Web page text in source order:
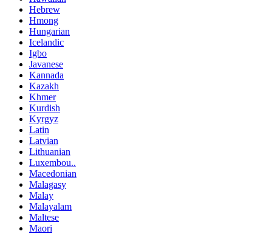
Hebrew
Hmong
Hungarian
Icelandic
Igbo
Javanese
Kannada
Kazakh
Khmer
Kurdish
Kyrgyz
Latin
Latvian
Lithuanian
Luxembou..
Macedonian
Malagasy
Malay
Malayalam
Maltese
Maori